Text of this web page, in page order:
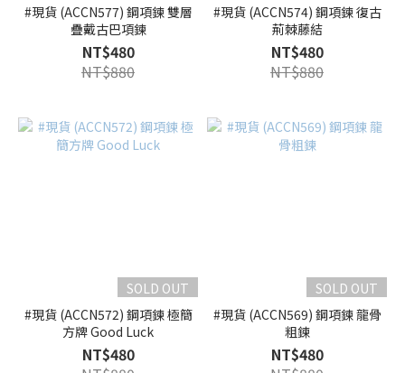
#現貨 (ACCN577) 鋼項鍊 雙層
疊戴古巴項鍊
NT$480
NT$880
#現貨 (ACCN574) 鋼項鍊 復古
荊棘藤結
NT$480
NT$880
SOLD OUT
#現貨 (ACCN572) 鋼項鍊 極簡
方牌 Good Luck
NT$480
SOLD OUT
#現貨 (ACCN569) 鋼項鍊 龍骨
粗鍊
NT$480